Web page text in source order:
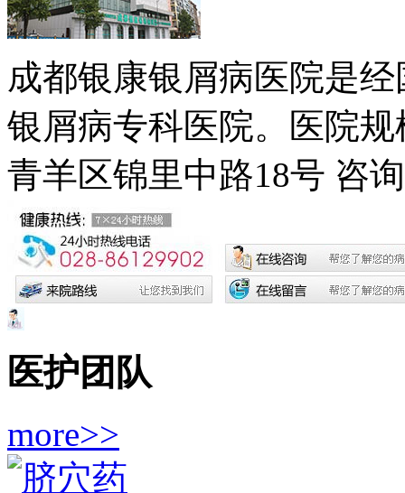
成都银康银屑病医院是
银屑病专科医院。医院规
青羊区锦里中路18号 咨
医护团队
more>>